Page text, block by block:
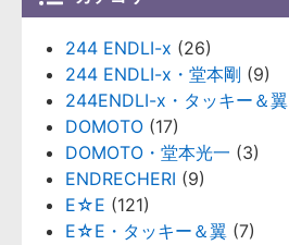
244 ENDLI-x (26)
244 ENDLI-x・堂本剛 (9)
244ENDLI-x・タッキー＆翼
DOMOTO (17)
DOMOTO・堂本光一 (3)
ENDRECHERI (9)
E☆E (121)
E☆E・タッキー＆翼 (7)